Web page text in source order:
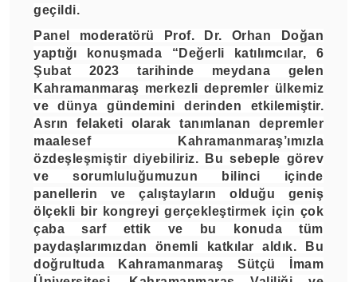
geçildi.
Panel moderatörü Prof. Dr. Orhan Doğan
yaptığı konuşmada “Değerli katılımcılar, 6
Şubat 2023 tarihinde meydana gelen
Kahramanmaraş merkezli depremler ülkemiz
ve dünya gündemini derinden etkilemiştir.
Asrın felaketi olarak tanımlanan depremler
maalesef Kahramanmaraş’ımızla
özdeşleşmiştir diyebiliriz. Bu sebeple görev
ve sorumluluğumuzun bilinci içinde
panellerin ve çalıştayların olduğu geniş
ölçekli bir kongreyi gerçekleştirmek için çok
çaba sarf ettik ve bu konuda tüm
paydaşlarımızdan önemli katkılar aldık. Bu
doğrultuda Kahramanmaraş Sütçü İmam